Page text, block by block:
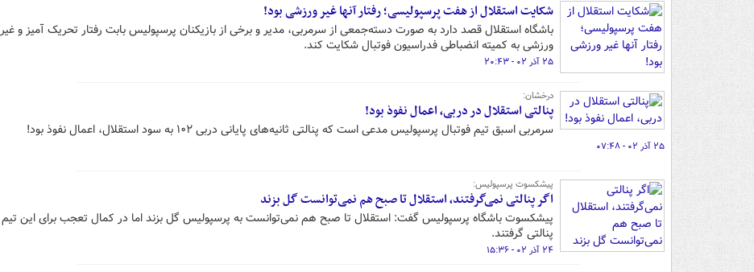
شکایت استقلال از هفت پرسپولیسی؛ رفتار آنها غیر ورزشی بود!
باشگاه استقلال قصد دارد به صورت دسته‌جمعی از سرمربی، مدیر و برخی از بازیکنان پرسپولیس بابت رفتار تحریک آمیز و غیر
ورزشی به کمیته انضباطی فدراسیون فوتبال شکایت کند.
۲۵ آذر ۰۲ - ۲۰:۴۳
درخشان:
پنالتی استقلال در دربی، اعمال نفوذ بود!
سرمربی اسبق تیم فوتبال پرسپولیس مدعی است که پنالتی ثانیه‌های پایانی دربی ۱۰۲ به سود استقلال، اعمال نفوذ بود!
۲۵ آذر ۰۲ - ۰۷:۴۸
پیشکسوت پرسپولیس:
اگر پنالتی نمی‌گرفتند، استقلال تا صبح هم نمی‌توانست گل بزند
پیشکسوت باشگاه پرسپولیس گفت: استقلال تا صبح هم نمی‌توانست به پرسپولیس گل بزند اما در کمال تعجب برای این تیم
پنالتی گرفتند.
۲۴ آذر ۰۲ - ۱۵:۳۶